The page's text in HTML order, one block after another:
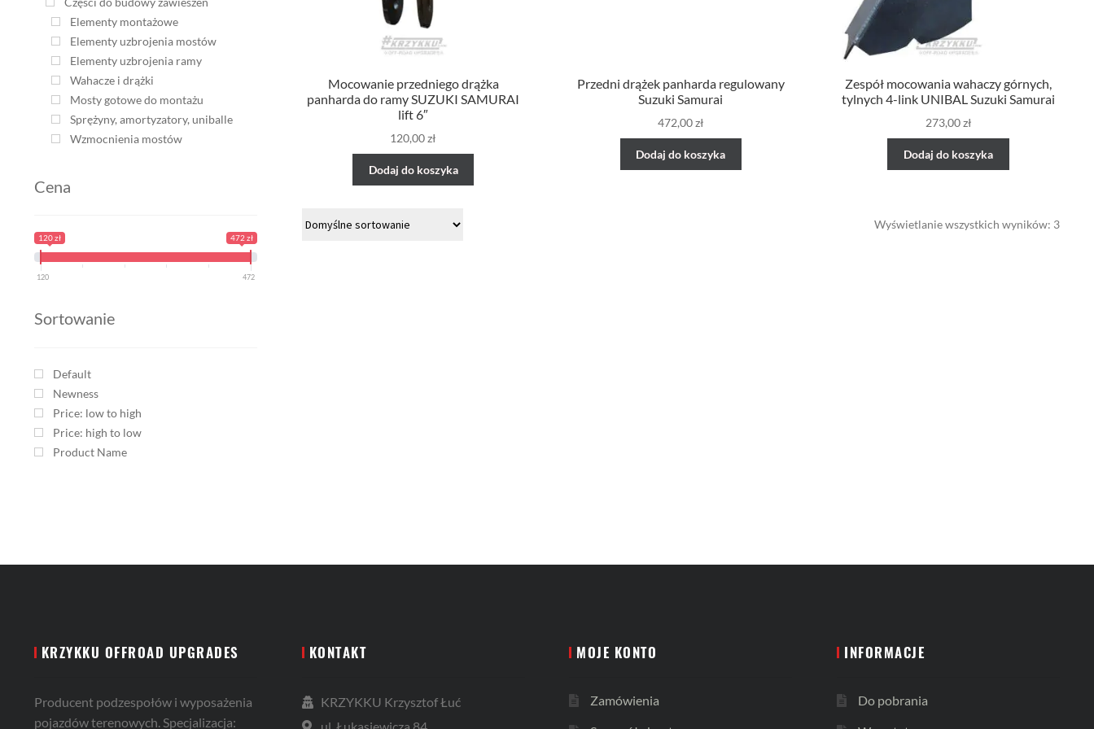
Mocowanie przedniego drążka
panharda do ramy SUZUKI SAMURAI
lift 6″
120,00zł
Dodaj do koszyka
Przedni drążek panharda regulowany
Suzuki Samurai
472,00zł
Dodaj do koszyka
Zespół mocowania wahaczy górnych,
tylnych 4-link UNIBAL Suzuki Samurai
273,00zł
Dodaj do koszyka
Wyświetlanie wszystkich wyników: 3
Elementy montażowe
Elementy uzbrojenia mostów
Elementy uzbrojenia ramy
Wahacze i drążki
Mosty gotowe do montażu
Sprężyny, amortyzatory, uniballe
Wzmocnienia mostów
Cena
120 zł 472 zł
120 472
Sortowanie
Default
Newness
Price: low to high
Price: high to low
Product Name
KRZYKKU OFFROAD UPGRADES
Producent podzespołów i wyposażenia
pojazdów terenowych. Specjalizacja:
KONTAKT
KRZYKKU Krzysztof Łuć
MOJE KONTO
Zamówienia
INFORMACJE
Do pobrania